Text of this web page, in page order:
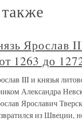
Ярослав
1263 до
III и князья
Александра
Ярославич
из Швеции,